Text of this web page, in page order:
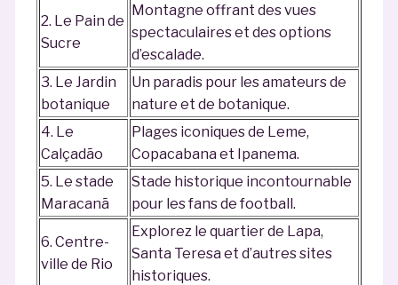
2. Le Pain de
Sucre
Montagne offrant des vues
spectaculaires et des options
d’escalade.
3. Le Jardin
botanique
Un paradis pour les amateurs de
nature et de botanique.
4. Le
Calçadão
Plages iconiques de Leme,
Copacabana et Ipanema.
5. Le stade
Maracanã
Stade historique incontournable
pour les fans de football.
6. Centre-
ville de Rio
Explorez le quartier de Lapa,
Santa Teresa et d’autres sites
historiques.